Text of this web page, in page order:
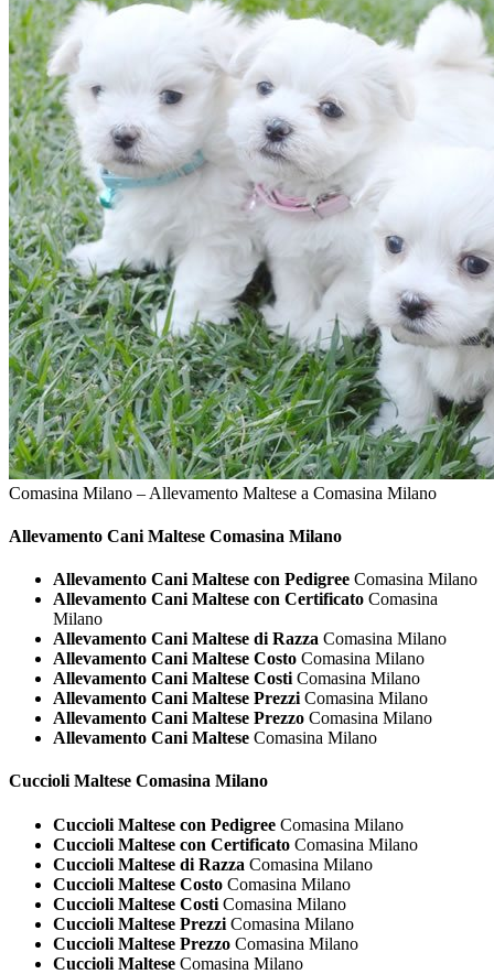
Comasina Milano – Allevamento Maltese a Comasina Milano
Allevamento Cani Maltese Comasina Milano
Allevamento Cani Maltese con Pedigree Comasina Milano
Allevamento Cani Maltese con Certificato Comasina
Milano
Allevamento Cani Maltese di Razza Comasina Milano
Allevamento Cani Maltese Costo Comasina Milano
Allevamento Cani Maltese Costi Comasina Milano
Allevamento Cani Maltese Prezzi Comasina Milano
Allevamento Cani Maltese Prezzo Comasina Milano
Allevamento Cani Maltese Comasina Milano
Cuccioli Maltese Comasina Milano
Cuccioli Maltese con Pedigree Comasina Milano
Cuccioli Maltese con Certificato Comasina Milano
Cuccioli Maltese di Razza Comasina Milano
Cuccioli Maltese Costo Comasina Milano
Cuccioli Maltese Costi Comasina Milano
Cuccioli Maltese Prezzi Comasina Milano
Cuccioli Maltese Prezzo Comasina Milano
Cuccioli Maltese Comasina Milano